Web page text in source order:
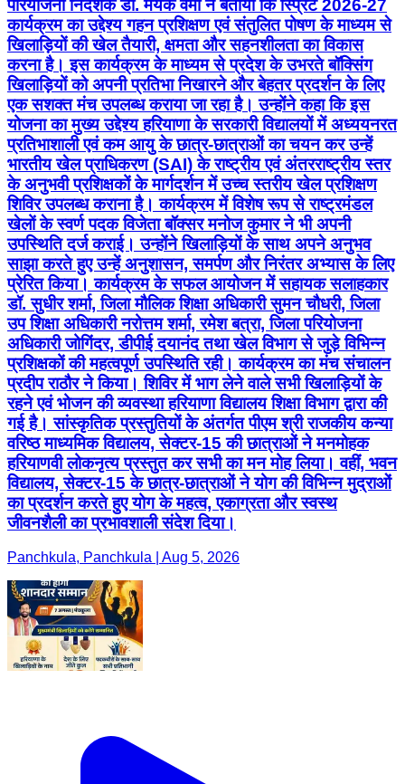
परियोजना निदेशक डॉ. मयंक वर्मा ने बताया कि स्प्रिंट 2026-27
कार्यक्रम का उद्देश्य गहन प्रशिक्षण एवं संतुलित पोषण के माध्यम से
खिलाड़ियों की खेल तैयारी, क्षमता और सहनशीलता का विकास
करना है। इस कार्यक्रम के माध्यम से प्रदेश के उभरते बॉक्सिंग
खिलाड़ियों को अपनी प्रतिभा निखारने और बेहतर प्रदर्शन के लिए
एक सशक्त मंच उपलब्ध कराया जा रहा है। उन्होंने कहा कि इस
योजना का मुख्य उद्देश्य हरियाणा के सरकारी विद्यालयों में अध्ययनरत
प्रतिभाशाली एवं कम आयु के छात्र-छात्राओं का चयन कर उन्हें
भारतीय खेल प्राधिकरण (SAI) के राष्ट्रीय एवं अंतरराष्ट्रीय स्तर
के अनुभवी प्रशिक्षकों के मार्गदर्शन में उच्च स्तरीय खेल प्रशिक्षण
शिविर उपलब्ध कराना है। कार्यक्रम में विशेष रूप से राष्ट्रमंडल
खेलों के स्वर्ण पदक विजेता बॉक्सर मनोज कुमार ने भी अपनी
उपस्थिति दर्ज कराई। उन्होंने खिलाड़ियों के साथ अपने अनुभव
साझा करते हुए उन्हें अनुशासन, समर्पण और निरंतर अभ्यास के लिए
प्रेरित किया। कार्यक्रम के सफल आयोजन में सहायक सलाहकार
डॉ. सुधीर शर्मा, जिला मौलिक शिक्षा अधिकारी सुमन चौधरी, जिला
उप शिक्षा अधिकारी नरोत्तम शर्मा, रमेश बत्रा, जिला परियोजना
अधिकारी जोगिंदर, डीपीई दयानंद तथा खेल विभाग से जुड़े विभिन्न
प्रशिक्षकों की महत्वपूर्ण उपस्थिति रही। कार्यक्रम का मंच संचालन
प्रदीप राठौर ने किया। शिविर में भाग लेने वाले सभी खिलाड़ियों के
रहने एवं भोजन की व्यवस्था हरियाणा विद्यालय शिक्षा विभाग द्वारा की
गई है। सांस्कृतिक प्रस्तुतियों के अंतर्गत पीएम श्री राजकीय कन्या
वरिष्ठ माध्यमिक विद्यालय, सेक्टर-15 की छात्राओं ने मनमोहक
हरियाणवी लोकनृत्य प्रस्तुत कर सभी का मन मोह लिया। वहीं, भवन
विद्यालय, सेक्टर-15 के छात्र-छात्राओं ने योग की विभिन्न मुद्राओं
का प्रदर्शन करते हुए योग के महत्व, एकाग्रता और स्वस्थ
जीवनशैली का प्रभावशाली संदेश दिया।
Panchkula, Panchkula | Aug 5, 2026